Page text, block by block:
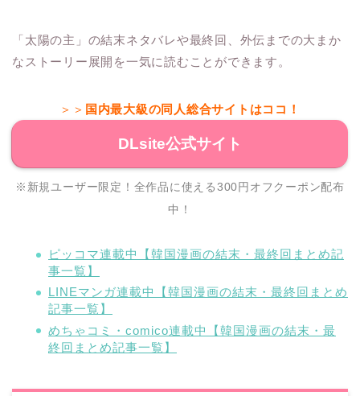
「太陽の主」の結末ネタバレや最終回、外伝までの大まか
なストーリー展開を一気に読むことができます。
＞＞ 国内最大級の同人総合サイトはココ！
DLsite公式サイト
※新規ユーザー限定！全作品に使える300円オフクーポン配布
中！
ピッコマ連載中【韓国漫画の結末・最終回まとめ記
事一覧】
LINEマンガ連載中【韓国漫画の結末・最終回まとめ
記事一覧】
めちゃコミ・comico連載中【韓国漫画の結末・最
終回まとめ記事一覧】